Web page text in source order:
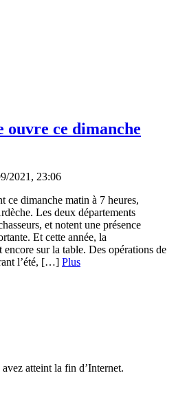
ouvre ce dimanche
2021, 23:06
ce dimanche matin à 7 heures,
Les deux départements
et notent une présence
Et cette année, la
sur la table. Des opérations de
l’été, […] Plus
atteint la fin d’Internet.